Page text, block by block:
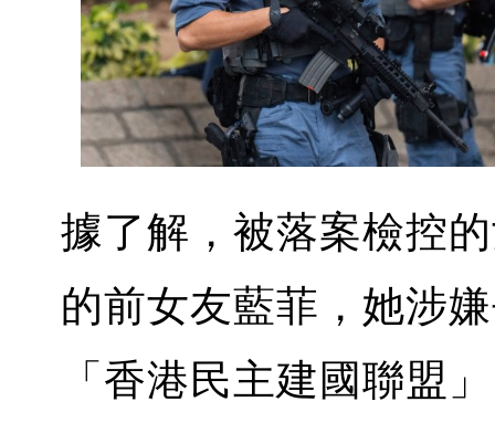
據了解，被落案檢控
的前女友藍菲，她涉
「香港民主建國聯盟